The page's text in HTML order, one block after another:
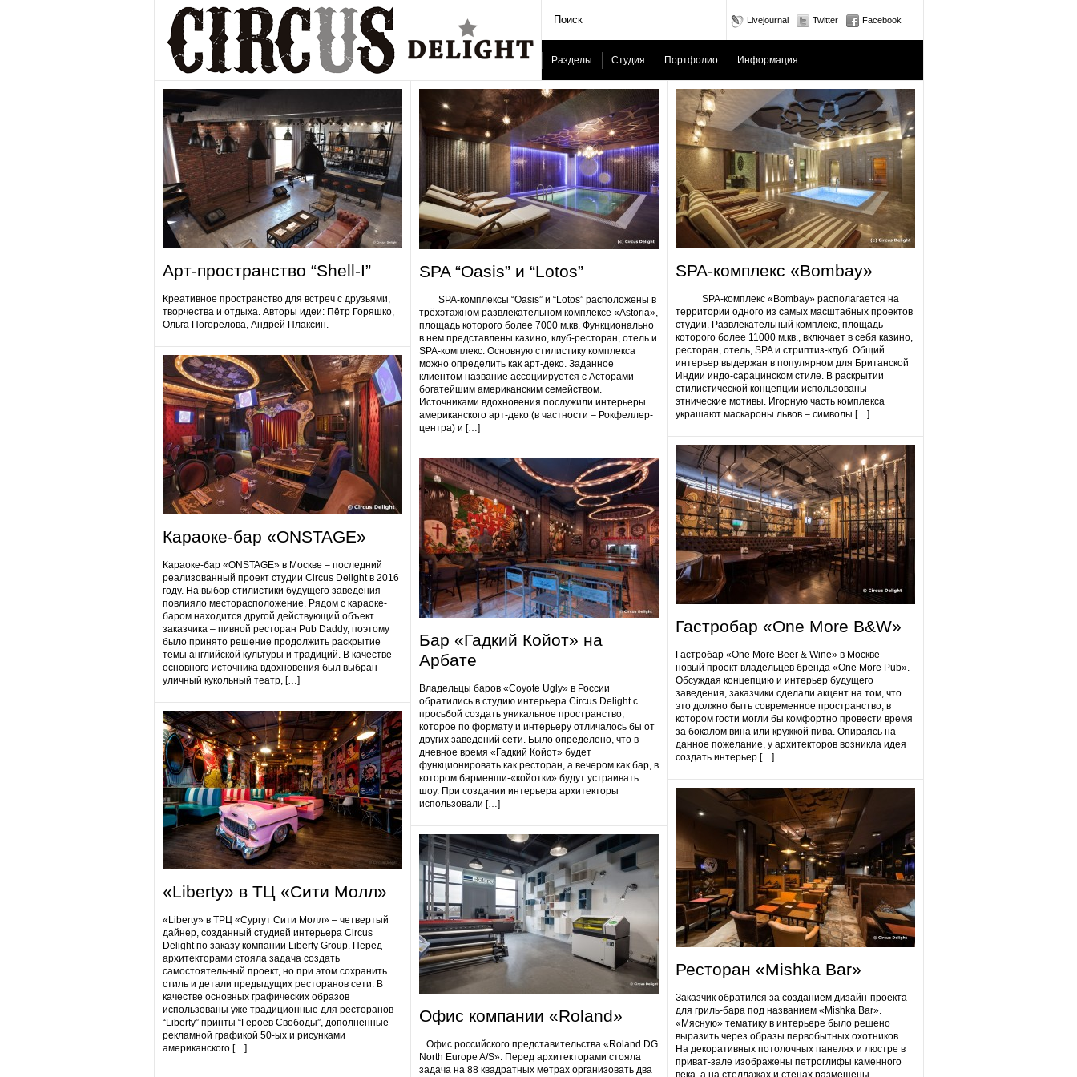
Livejournal Twitter Facebook
Разделы Студия Портфолио Информация
Арт-пространство “Shell-I”
Креативное пространство для встреч с друзьями,
творчества и отдыха. Авторы идеи: Пётр Горяшко,
Ольга Погорелова, Андрей Плаксин.
Караоке-бар «ONSTAGE»
Караоке-бар «ONSTAGE» в Москве – последний
реализованный проект студии Circus Delight в 2016
году. На выбор стилистики будущего заведения
повлияло месторасположение. Рядом с караоке-
баром находится другой действующий объект
заказчика – пивной ресторан Pub Daddy​, поэтому
было принято решение продолжить раскрытие
темы английской культуры и традиций. В качестве
основного источника вдохновения был выбран
уличный кукольный театр, […]
«Liberty» в ТЦ «Сити Молл»
«Liberty» в ТРЦ «Сургут Сити Молл» – четвертый
дайнер, созданный студией интерьера Circus
Delight по заказу компании Liberty Group. Перед
архитекторами стояла задача создать
самостоятельный проект, но при этом сохранить
стиль и детали предыдущих ресторанов сети. В
качестве основных графических образов
использованы уже традиционные для ресторанов
“Liberty” принты “Героев Свободы”, дополненные
рекламной графикой 50-ых и рисунками
американского […]
SPA “Oasis” и “Lotos”
SPA-комплексы “Oasis” и “Lotos” расположены в
трёхэтажном развлекательном комплексе «Astoria»,
площадь которого более 7000 м.кв. Функционально
в нем представлены казино, клуб-ресторан, отель и
SPA-комплекс. Основную стилистику комплекса
можно определить как арт-деко. Заданное
клиентом название ассоциируется с Асторами –
богатейшим американским семейством.
Источниками вдохновения послужили интерьеры
американского арт-деко (в частности – Рокфеллер-
центра) и […]
Бар «Гадкий Койот» на
Арбате
Владельцы баров «Coyote Ugly» в России
обратились в студию интерьера Circus Delight с
просьбой создать уникальное пространство,
которое по формату и интерьеру отличалось бы от
других заведений сети. Было определено, что в
дневное время «Гадкий Койот» будет
функционировать как ресторан, а вечером как бар, в
котором барменши-«койотки» будут устраивать
шоу. При создании интерьера архитекторы
использовали […]
Офис компании «Roland»
Офис российского представительства «Roland DG
North Europe A/S». Перед архитекторами стояла
задача на 88 квадратных метрах организовать два
SPA-комплекс «Bombay»
SPA-комплекс «Bombay» располагается на
территории одного из самых масштабных проектов
студии. Развлекательный комплекс, площадь
которого более 11000 м.кв., включает в себя казино,
ресторан, отель, SPA и стриптиз-клуб. Общий
интерьер выдержан в популярном для Британской
Индии индо-сарацинском стиле. В раскрытии
стилистической концепции использованы
этнические мотивы. Игорную часть комплекса
украшают маскароны львов – символы […]
Гастробap «One More B&W»
Гастробap «One More Beer & Wine» в Москве –
новый проект владельцев бренда «One More Pub».
Обсуждая концепцию и интерьер будущего
заведения, заказчики сделали акцент на том, что
это должно быть современное пространство, в
котором гости могли бы комфортно провести время
за бокалом вина или кружкой пива. Опираясь на
данное пожелание, у архитекторов возникла идея
создать интерьер […]
Ресторан «Mishka Bar»
Заказчик обратился за созданием дизайн-проекта
для гриль-бара под названием «Mishka Bar».
«Мясную» тематику в интерьере было решено
выразить через образы первобытных охотников.
На декоративных потолочных панелях и люстре в
приват-зале изображены петроглифы каменного
века, а на стеллажах и стенах размещены